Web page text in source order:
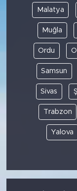
Malatya
Muğla
Ordu
Samsun
Sivas
Trabzon
Yalova